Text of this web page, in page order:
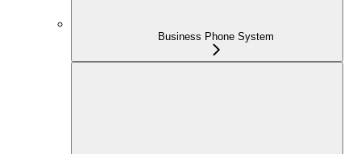
Business Phone System